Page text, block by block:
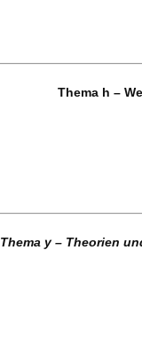
Thema h –
Thema y – Theorien